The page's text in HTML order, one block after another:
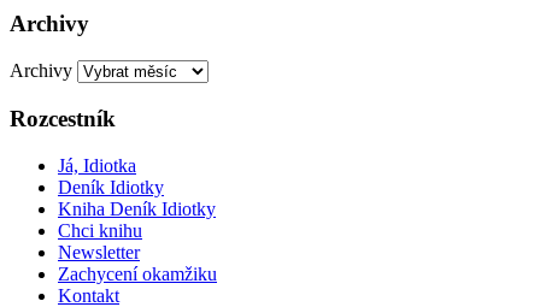
Archivy
Archivy
Rozcestník
Já, Idiotka
Deník Idiotky
Kniha Deník Idiotky
Chci knihu
Newsletter
Zachycení okamžiku
Kontakt